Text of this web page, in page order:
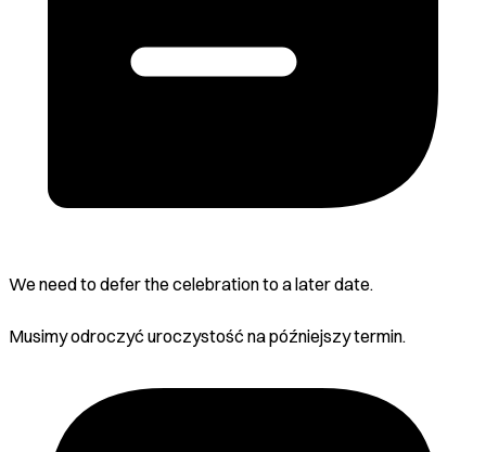
We need to defer the celebration to a later date.
Musimy odroczyć uroczystość na późniejszy termin.